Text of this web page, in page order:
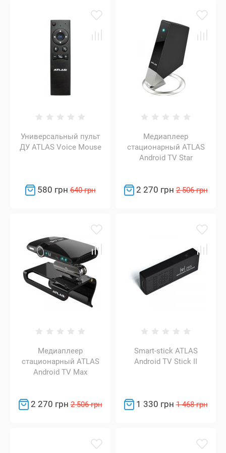
Универсальный пульт
ДУ ATLAS Voice Mouse
580 грн 640 грн
Медиаплеер
стационарный ATLAS
Android TV Star
2 270 грн 2 506 грн
Медиаплеер
стационарный ATLAS
Android TV Max
2 270 грн 2 506 грн
Smart-stick ATLAS
Android TV Stick II
1 330 грн 1 468 грн